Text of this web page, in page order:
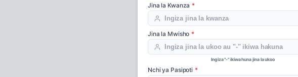
Jina la Kwanza
Jina la Mwisho
Ingiza "-" ikiwa huna jina la ukoo
Nchi ya Pasipoti